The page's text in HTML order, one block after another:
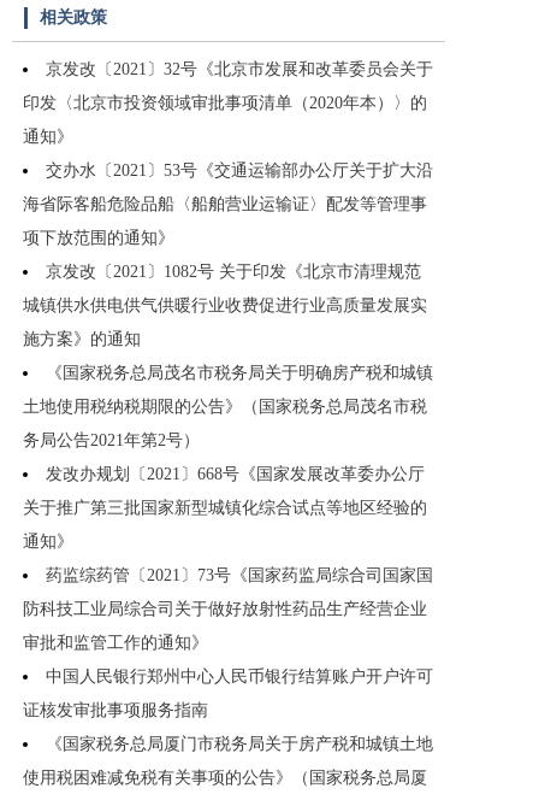
相关政策
京发改〔2021〕32号《北京市发展和改革委员会关于
印发〈北京市投资领域审批事项清单（2020年本）〉的
通知》
交办水〔2021〕53号《交通运输部办公厅关于扩大沿
海省际客船危险品船〈船舶营业运输证〉配发等管理事
项下放范围的通知》
京发改〔2021〕1082号 关于印发《北京市清理规范
城镇供水供电供气供暖行业收费促进行业高质量发展实
施方案》的通知
《国家税务总局茂名市税务局关于明确房产税和城镇
土地使用税纳税期限的公告》（国家税务总局茂名市税
务局公告2021年第2号）
发改办规划〔2021〕668号《国家发展改革委办公厅
关于推广第三批国家新型城镇化综合试点等地区经验的
通知》
药监综药管〔2021〕73号《国家药监局综合司国家国
防科技工业局综合司关于做好放射性药品生产经营企业
审批和监管工作的通知》
中国人民银行郑州中心人民币银行结算账户开户许可
证核发审批事项服务指南
《国家税务总局厦门市税务局关于房产税和城镇土地
使用税困难减免税有关事项的公告》（国家税务总局厦